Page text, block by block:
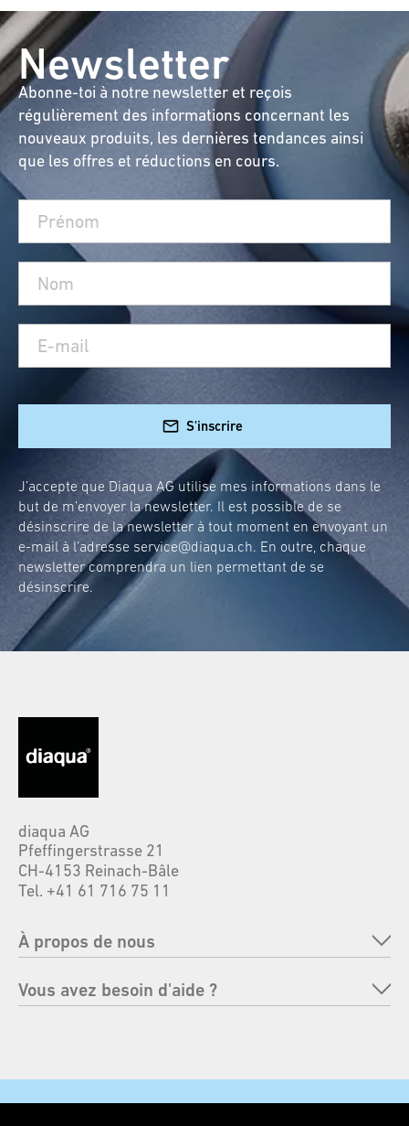
Newsletter
Abonne-toi à notre newsletter et reçois
régulièrement des informations concernant les
nouveaux produits, les dernières tendances ainsi
que les offres et réductions en cours.
S'inscrire
J’accepte que Diaqua AG utilise mes informations dans le
but de m’envoyer la newsletter. Il est possible de se
désinscrire de la newsletter à tout moment en envoyant un
e-mail à l’adresse service@diaqua.ch. En outre, chaque
newsletter comprendra un lien permettant de se
désinscrire.
diaqua AG
Pfeffingerstrasse 21
CH-4153 Reinach-Bâle
Tel. +41 61 716 75 11
À propos de nous
Entreprise
Vous avez besoin d'aide ?
Moyens de paiement